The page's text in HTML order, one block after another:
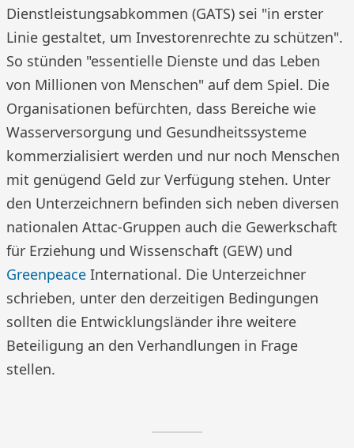
Dienstleistungsabkommen (GATS) sei "in erster
Linie gestaltet, um Investorenrechte zu schützen".
So stünden "essentielle Dienste und das Leben
von Millionen von Menschen" auf dem Spiel. Die
Organisationen befürchten, dass Bereiche wie
Wasserversorgung und Gesundheitssysteme
kommerzialisiert werden und nur noch Menschen
mit genügend Geld zur Verfügung stehen. Unter
den Unterzeichnern befinden sich neben diversen
nationalen Attac-Gruppen auch die Gewerkschaft
für Erziehung und Wissenschaft (GEW) und
Greenpeace International. Die Unterzeichner
schrieben, unter den derzeitigen Bedingungen
sollten die Entwicklungsländer ihre weitere
Beteiligung an den Verhandlungen in Frage
stellen.